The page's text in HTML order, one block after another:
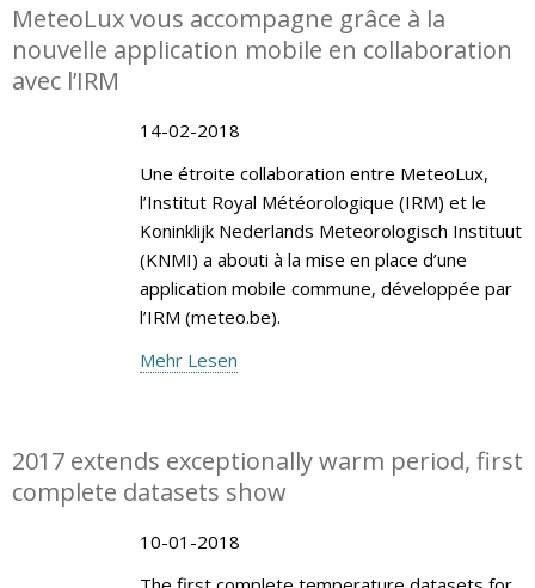
MeteoLux vous accompagne grâce à la
nouvelle application mobile en collaboration
avec l’IRM
14-02-2018
Une étroite collaboration entre MeteoLux,
l’Institut Royal Météorologique (IRM) et le
Koninklijk Nederlands Meteorologisch Instituut
(KNMI) a abouti à la mise en place d’une
application mobile commune, développée par
l’IRM (meteo.be).
Mehr Lesen
2017 extends exceptionally warm period, first
complete datasets show
10-01-2018